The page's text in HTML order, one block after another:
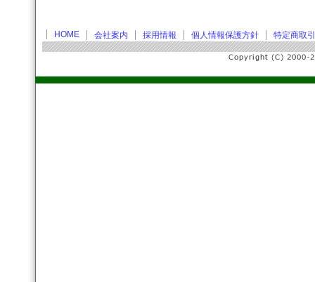
HOME 会社案内 採用情報 個人情報保護方針 特定商取